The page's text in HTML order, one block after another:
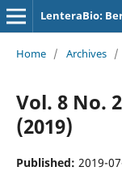
LenteraBio:
Home / Archives /
Vol. 8 No.
(2019)
Published: 2019-